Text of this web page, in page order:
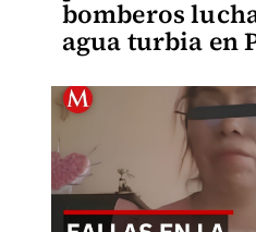
bomberos
agua turbia en